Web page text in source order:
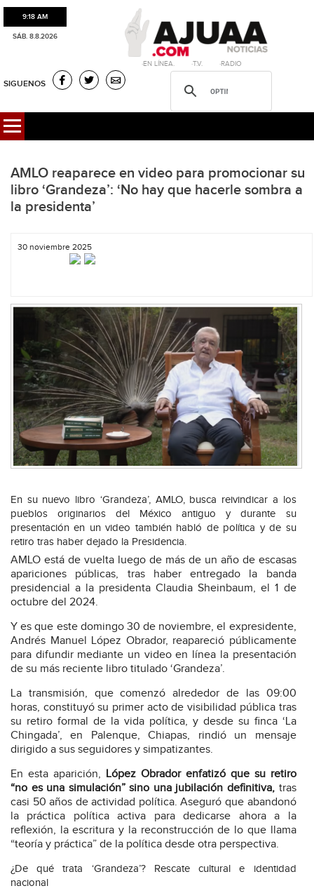
9:18 AM
SÁB. 8.8.2026
·EN LÍNEA. ·T.V. ·RADIO
SIGUENOS
AMLO reaparece en video para promocionar su
libro ‘Grandeza’: ‘No hay que hacerle sombra a
la presidenta’
30 noviembre 2025
En su nuevo libro ‘Grandeza’, AMLO, busca reivindicar a los
pueblos originarios del México antiguo y durante su
presentación en un video también habló de política y de su
retiro tras haber dejado la Presidencia.
AMLO está de vuelta luego de más de un año de escasas
apariciones públicas, tras haber entregado la banda
presidencial a la presidenta Claudia Sheinbaum, el 1 de
octubre del 2024.
Y es que este domingo 30 de noviembre, el expresidente,
Andrés Manuel López Obrador, reapareció públicamente
para difundir mediante un video en línea la presentación
de su más reciente libro titulado ‘Grandeza’.
La transmisión, que comenzó alrededor de las 09:00
horas, constituyó su primer acto de visibilidad pública tras
su retiro formal de la vida política, y desde su finca ‘La
Chingada’, en Palenque, Chiapas, rindió un mensaje
dirigido a sus seguidores y simpatizantes.
En esta aparición, López Obrador enfatizó que su retiro
“no es una simulación” sino una jubilación definitiva,tras
casi 50 años de actividad política. Aseguró que abandonó
la práctica política activa para dedicarse ahora a la
reflexión, la escritura y la reconstrucción de lo que llama
“teoría y práctica” de la política desde otra perspectiva.
¿De qué trata ‘Grandeza’? Rescate cultural e identidad
nacional